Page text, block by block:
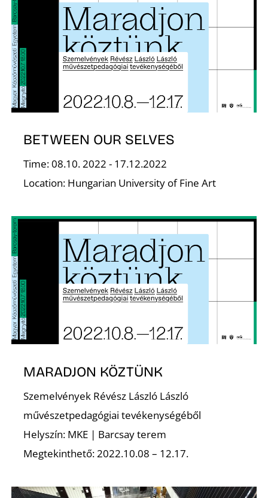
BETWEEN OUR SELVES
Time: 08.10. 2022 - 17.12.2022
Location: Hungarian University of Fine Art
MARADJON KÖZTÜNK
Szemelvények Révész László László
művészetpedagógiai tevékenységéből
Helyszín: MKE | Barcsay terem
Megtekinthető: 2022.10.08 – 12.17.